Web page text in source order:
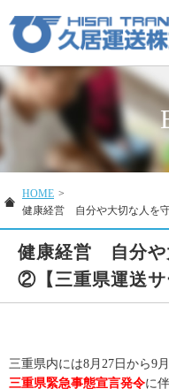
HOME >
健康経営 自分や大切な人を
健康経営 自分や
②【三重県運送サ
三重県内には8月27日から9
三重県緊急事態宣言発令に